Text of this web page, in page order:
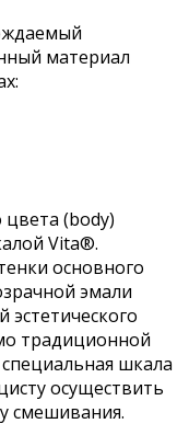
материал
(body)
Vita®.
основного
эмали
эстетического
традиционной
шкала
осуществить
смешивания.